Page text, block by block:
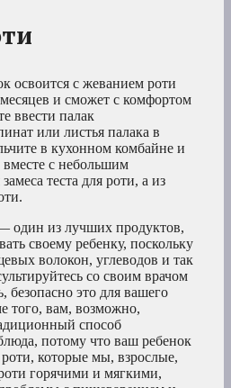
освоится с жеванием роти
и сможет с комфортом
ввести палак
или листья палака в
в кухонном комбайне и
вместе с небольшим
теста для роти, а из
один из лучших продуктов,
своему ребенку, поскольку
волокон, углеводов и так
со своим врачом
безопасно это для вашего
того, вам, возможно,
способ
потому что ваш ребенок
которые мы, взрослые,
горячими и мягкими,